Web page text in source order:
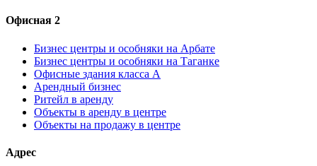
Офисная 2
Бизнес центры и особняки на Арбате
Бизнес центры и особняки на Таганке
Офисные здания класса А
Арендный бизнес
Ритейл в аренду
Объекты в аренду в центре
Объекты на продажу в центре
Адрес